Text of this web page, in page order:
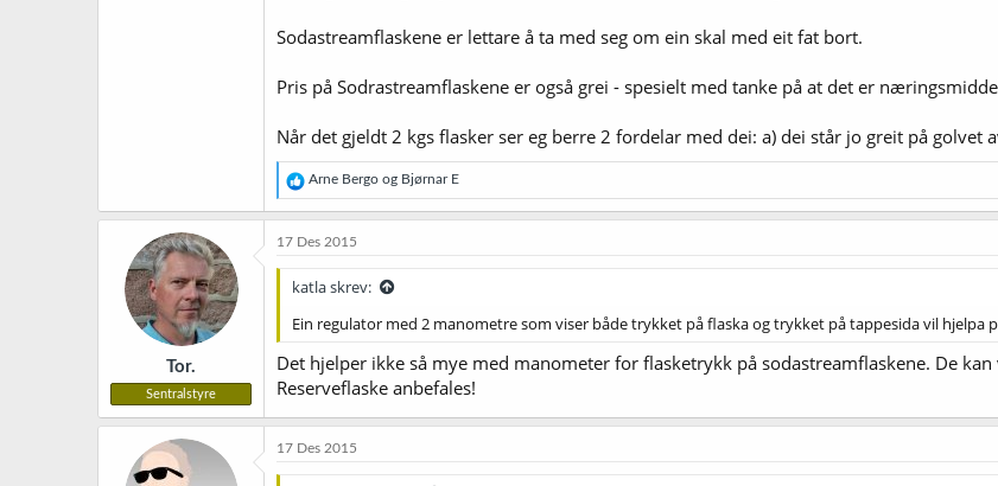
Sodastreamflaskene er lettare å ta med seg om ein skal med eit fat bort.
Pris på Sodrastreamflaskene er også grei - spesielt med tanke på at det er
Når det gjeldt 2 kgs flasker ser eg berre 2 fordelar med dei: a) dei står jo greit på golvet
R
e
a
j
o
e
Arne Bergo og Bjørnar E
Tor.
Sentralstyre
17 Des 2015
katla skrev:
Ein regulator med 2 manometre som viser både trykket på flaska og trykket på tappesida vil hjelpa
Det hjelper ikke så mye med manometer for flasketrykk på sodastreamflaskene. De
Reserveflaske anbefales!
17 Des 2015